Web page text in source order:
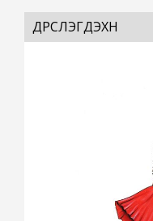
ДҮРСЛЭГДЭХҮҮН